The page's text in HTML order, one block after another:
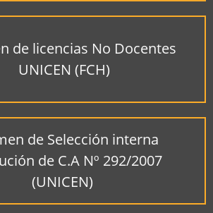
de licencias No Docentes
UNICEN (FCH)
de Selección interna
de C.A Nº 292/2007
(UNICEN)